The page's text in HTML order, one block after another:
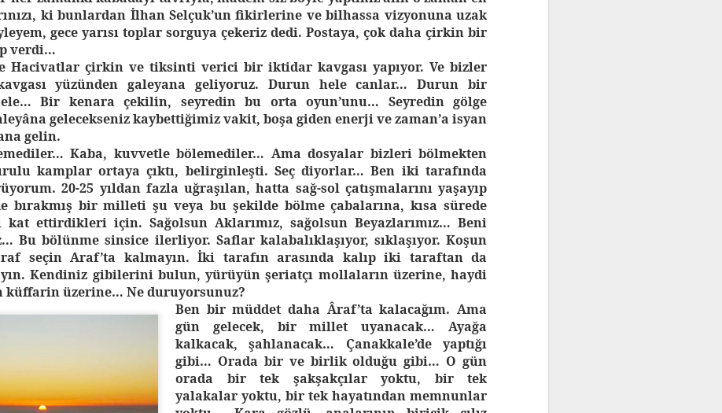
ki bunlardan İlhan Selçuk’un fikirlerine ve bilhassa vizyonuna uzak
gece yarısı toplar sorguya çekeriz dedi. Postaya, çok daha çirkin bir
verdi…
Hacivatlar çirkin ve tiksinti verici bir iktidar kavgası yapıyor. Ve bizler
yüzünden galeyana geliyoruz. Durun hele canlar… Durun bir
Bir kenara çekilin, seyredin bu orta oyun’unu… Seyredin gölge
gelecekseniz kaybettiğimiz vakit, boşa giden enerji ve zaman’a isyan
gelin.
Kaba, kuvvetle bölemediler… Ama dosyalar bizleri bölmekten
kamplar ortaya çıktı, belirginleşti. Seç diyorlar… Ben iki tarafında
20-25 yıldan fazla uğraşılan, hatta sağ-sol çatışmalarını yaşayıp
bırakmış bir milleti şu veya bu şekilde bölme çabalarına, kısa sürede
kat ettirdikleri için. Sağolsun Aklarımız, sağolsun Beyazlarımız… Beni
Bu bölünme sinsice ilerliyor. Saflar kalabalıklaşıyor, sıklaşıyor. Koşun
seçin Araf’ta kalmayın. İki tarafın arasında kalıp iki taraftan da
Kendiniz gibilerini bulun, yürüyün şeriatçı mollaların üzerine, haydi
küffarin üzerine… Ne duruyorsunuz?
Ben bir müddet daha Âraf’ta kalacağım. Ama
gün gelecek, bir millet uyanacak… Ayağa
kalkacak, şahlanacak… Çanakkale’de yaptığı
gibi… Orada bir ve birlik olduğu gibi… O gün
orada bir tek şakşakçılar yoktu, bir tek
yalakalar yoktu, bir tek hayatından memnunlar